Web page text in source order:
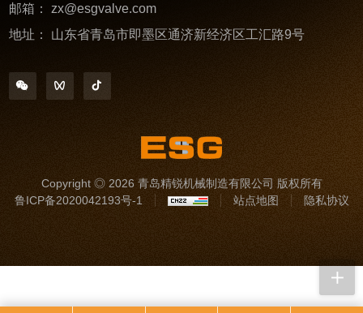
邮箱：
zx@esgvalve.com
地址：
山东省青岛市即墨区通济新经济区工汇路9号
Copyright ◎ 2026 青岛精锐机械制造有限公司 版权所有
鲁ICP备2020042193号-1
站点地图 隐私协议